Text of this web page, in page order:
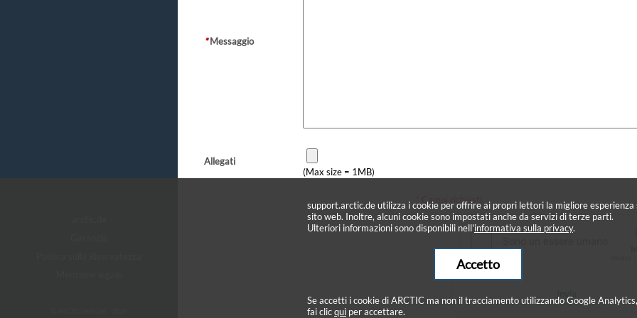
*Messaggio
Allegati
(Max size = 1MB)
* Campi richiesti
support.arctic.de utilizza i cookie per offrire ai propri lettori la migliore esperienza
sito web. Inoltre, alcuni cookie sono impostati anche da servizi di terze parti.
Ulteriori informazioni sono disponibili nell'informativa sulla privacy.
Accetto
Se accetti i cookie di ARCTIC ma non il tracciamento utilizzando Google Analytics,
fai clicqui per accettare.